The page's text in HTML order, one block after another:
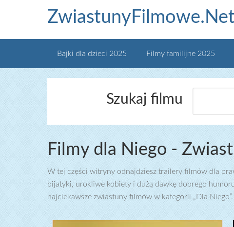
ZwiastunyFilmowe.Net
Bajki dla dzieci 2025 Filmy familijne 2025
Szukaj filmu
Filmy dla Niego -
W tej części witryny odnajdziesz trailery filmów dla
bijatyki, urokliwe kobiety i dużą dawkę dobrego
najciekawsze zwiastuny filmów w kategorii „Dla Niego”.